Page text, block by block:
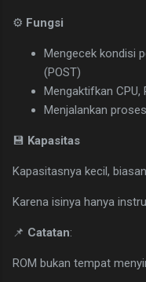
⚙ Fungsi
Mengecek kondisi
(POST)
Mengaktifkan CPU,
Menjalankan
💾 Kapasitas
Kapasitasnya kecil,
Karena isinya hanya
📌 Catatan:
ROM bukan tempat